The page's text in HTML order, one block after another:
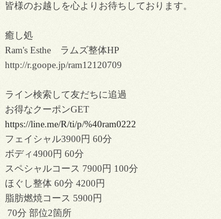
皆様のお越しを心よりお待ちしております。
癒し処
Ram's Esthe ラムズ整体HP
http://r.goope.jp/ram12120709
ライン検索して友だちに追過
お得なクーポンGET
https://line.me/R/ti/p/%40ram0222
フェイシャル3900円 60分
ボディ4900円 60分
スペシャルコース 7900円 100分
ほぐし整体 60分 4200円
脂肪燃焼コース 5900円
70分 部位2箇所